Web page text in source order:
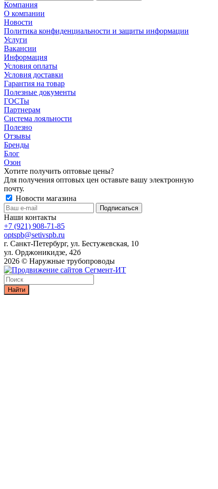
Компания
О компании
Новости
Политика конфиденциальности и защиты информации
Услуги
Вакансии
Информация
Условия оплаты
Условия доставки
Гарантия на товар
Полезные документы
ГОСТы
Партнерам
Система лояльности
Полезно
Отзывы
Бренды
Блог
Озон
Хотите получить оптовые цены?
Для получения оптовых цен оставьте вашу электронную
почту.
Новости магазина
Наши контакты
+7 (921) 908-71-85
optspb@setivspb.ru
г. Санкт-Петербург, ул. Бестужевская, 10
ул. Орджоникидзе, 42б
2026 © Наружные трубопроводы
Найти